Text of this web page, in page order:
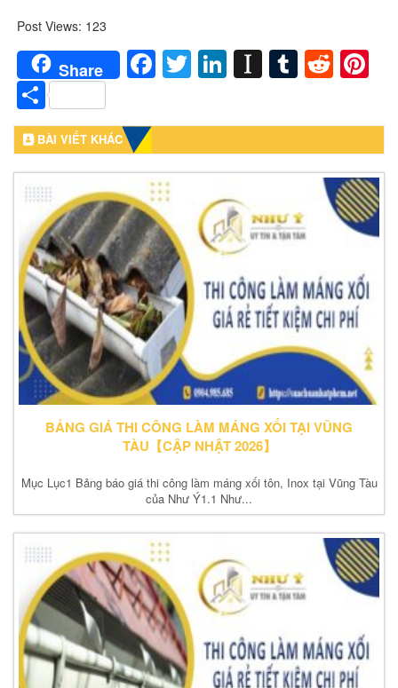
Post Views: 123
Share Facebook
Twitter
LinkedIn
Instapaper
Tumblr
Share
BÀI VIẾT KHÁC
BẢNG GIÁ THI CÔNG LÀM MÁNG XỐI TẠI VŨNG
TÀU【CẬP NHẬT 2026】
Mục Lục1 Bảng báo giá thi công làm máng xối tôn, Inox tại Vũng Tàu
của Như Ý1.1 Như...